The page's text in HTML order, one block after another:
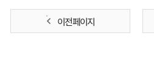
이전 페이지